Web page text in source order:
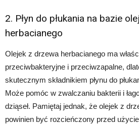
2. Płyn do płukania na bazie
herbacianego
Olejek z drzewa herbacianego ma
przeciwbakteryjne i przeciwzapalne,
skutecznym składnikiem płynu do
Może pomóc w zwalczaniu bakterii i
dziąseł. Pamiętaj jednak, że olejek z
powinien być rozcieńczony przed